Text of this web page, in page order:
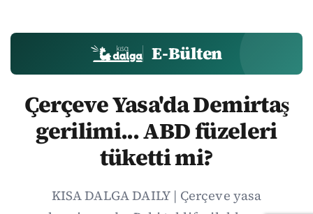
E-Bülten
Çerçeve Yasa'da Demirtaş
gerilimi... ABD füzeleri
tüketti mi?
KISA DALGA DAILY | Çerçeve yasa